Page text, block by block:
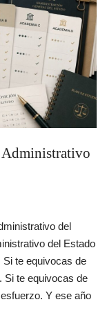
Administrativo
del
del Estado
Si te equivocas de
Si te equivocas de
Y ese año